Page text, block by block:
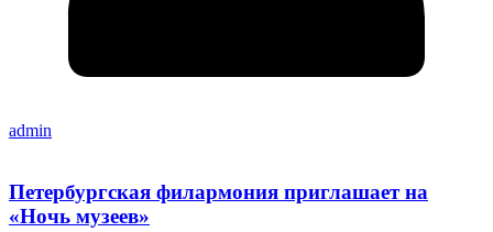
admin
Петербургская филармония приглашает на
«Ночь музеев»